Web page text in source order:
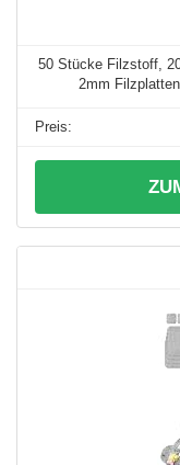
50 Stücke Filzstoff,
2mm